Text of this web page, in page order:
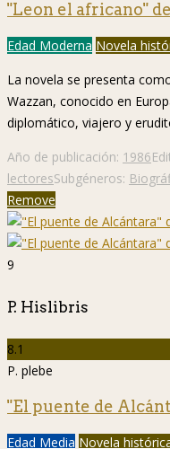
"Leon el africano"
Edad Moderna Novela
La novela se presenta
Wazzan, conocido en
diplomático, viajero y
Año de publicación: 1986
lectoresSubgéneros:
Remove
9
P. Hislibris
8.1
P. plebe
"El puente de
Edad Media Novela